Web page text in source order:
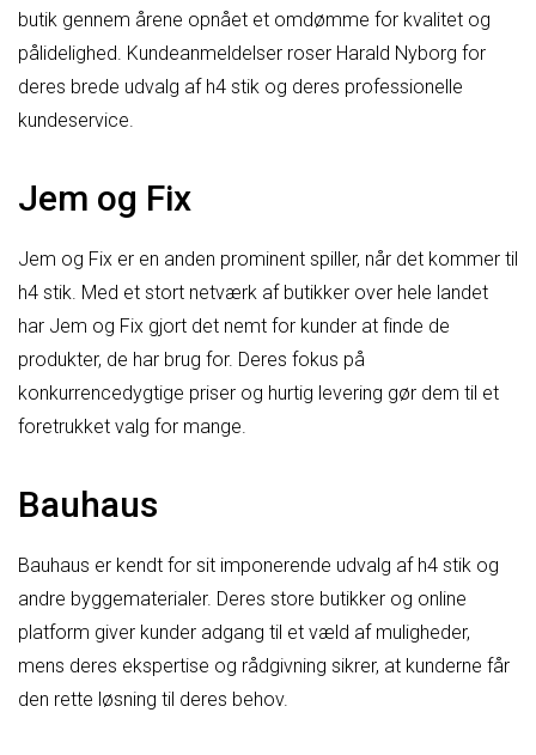
butik gennem årene opnået et omdømme for kvalitet og
pålidelighed. Kundeanmeldelser roser Harald Nyborg for
deres brede udvalg af h4 stik og deres professionelle
kundeservice.
Jem og Fix
Jem og Fix er en anden prominent spiller, når det kommer til
h4 stik. Med et stort netværk af butikker over hele landet
har Jem og Fix gjort det nemt for kunder at finde de
produkter, de har brug for. Deres fokus på
konkurrencedygtige priser og hurtig levering gør dem til et
foretrukket valg for mange.
Bauhaus
Bauhaus er kendt for sit imponerende udvalg af h4 stik og
andre byggematerialer. Deres store butikker og online
platform giver kunder adgang til et væld af muligheder,
mens deres ekspertise og rådgivning sikrer, at kunderne får
den rette løsning til deres behov.